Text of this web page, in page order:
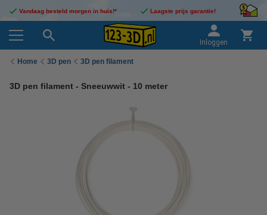
Vandaag besteld morgen in huis!* Laagste prijs garantie!
Inloggen
Home 3D pen 3D pen filament
3D pen filament - Sneeuwwit - 10 meter